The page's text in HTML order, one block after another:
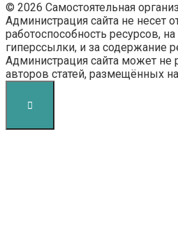
© 2026 Самостоятельная
Администрация сайта не несет
работоспособность ресурсов,
гиперссылки, и за содержание
Администрация сайта может не
авторов статей, размещённых